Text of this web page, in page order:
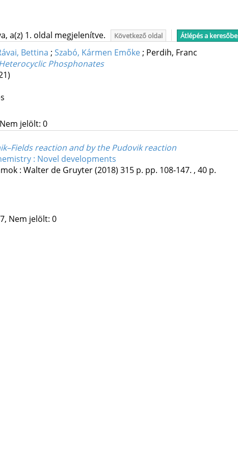
a(z) 1. oldal megjelenítve. Következő oldal Átlépés a keresőbe
Bettina ; Szabó, Kármen Emőke; Perdih, Franc
Phosphonates
jelölt: 0
reaction and by the Pudovik reaction
: Novel developments
: Walter de Gruyter(2018) 315 p. pp. 108-147. , 40 p.
Nem jelölt: 0